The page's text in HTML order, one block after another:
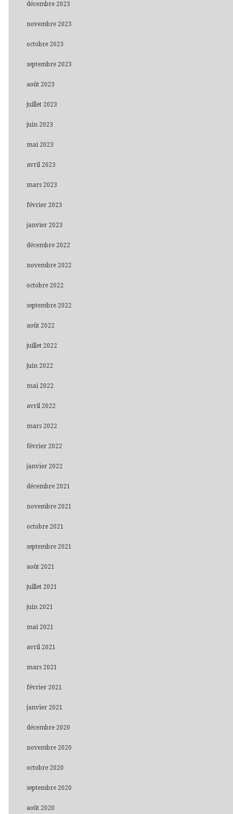
décembre 2023
novembre 2023
octobre 2023
septembre 2023
août 2023
juillet 2023
juin 2023
mai 2023
avril 2023
mars 2023
février 2023
janvier 2023
décembre 2022
novembre 2022
octobre 2022
septembre 2022
août 2022
juillet 2022
juin 2022
mai 2022
avril 2022
mars 2022
février 2022
janvier 2022
décembre 2021
novembre 2021
octobre 2021
septembre 2021
août 2021
juillet 2021
juin 2021
mai 2021
avril 2021
mars 2021
février 2021
janvier 2021
décembre 2020
novembre 2020
octobre 2020
septembre 2020
août 2020